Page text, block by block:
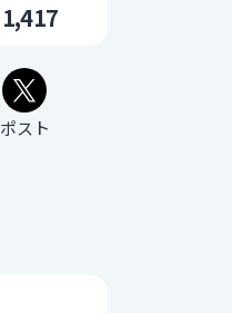
1,417
ポスト